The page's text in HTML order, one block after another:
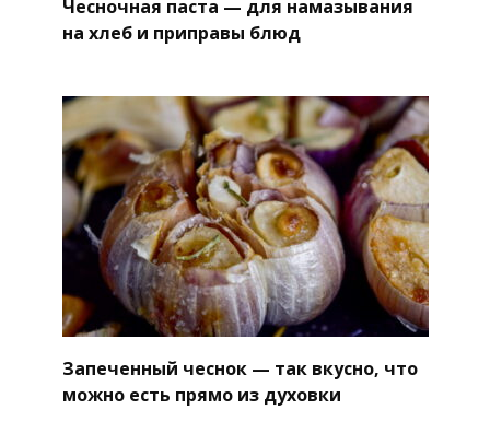
Чесночная паста — для намазывания
на хлеб и приправы блюд
Запеченный чеснок — так вкусно, что
можно есть прямо из духовки